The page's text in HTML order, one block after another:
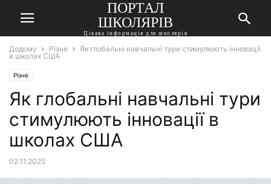
ПОРТАЛ
ШКОЛЯРІВ
Цікава інформація для школярів
Додому Різне
Як глобальні навчальні тури стимулюють інновації
в школах США
Різне
Як глобальні навчальні тури
стимулюють інновації в
школах США
02.11.2025